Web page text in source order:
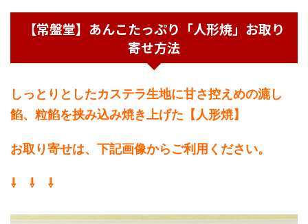
【常盤堂】あんこたっぷり「人形焼」お取り
寄せ方法
しっとりとしたカステラ生地に甘さ控えめの漉し
餡、粒餡を挟み込み焼き上げた【人形焼】
お取り寄せは、下記画像からご利用ください。
⇩ ⇩ ⇩